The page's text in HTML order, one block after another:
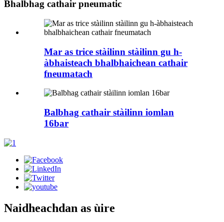
Bhalbhag cathair pneumatic
Mar as trice stàilinn stàilinn gu h-
àbhaisteach bhalbhaichean cathair
fneumatach
Balbhag cathair stàilinn iomlan
16bar
Naidheachdan as ùire